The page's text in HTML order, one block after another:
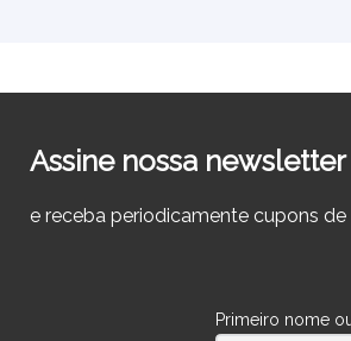
Assine nossa newsletter
e receba periodicamente cupons
Primeiro nome